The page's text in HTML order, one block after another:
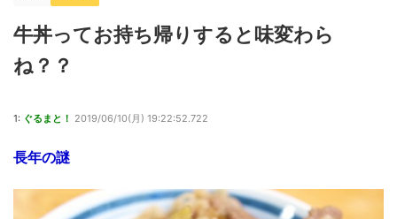
牛丼ってお持ち帰りすると味変わら
ね？？
1: ぐるまと！ 2019/06/10(月) 19:22:52.722
長年の謎